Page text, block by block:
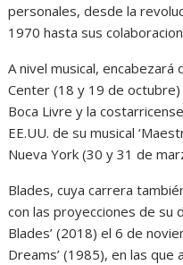
personales, desde la
1970 hasta sus
A nivel musical, encabezará
Center (18 y 19 de
Boca Livre y la
EE.UU. de su musical
Nueva York (30 y 31 de
Blades, cuya carrera
con las proyecciones de su
Blades’ (2018) el 6 de
Dreams’ (1985), en las